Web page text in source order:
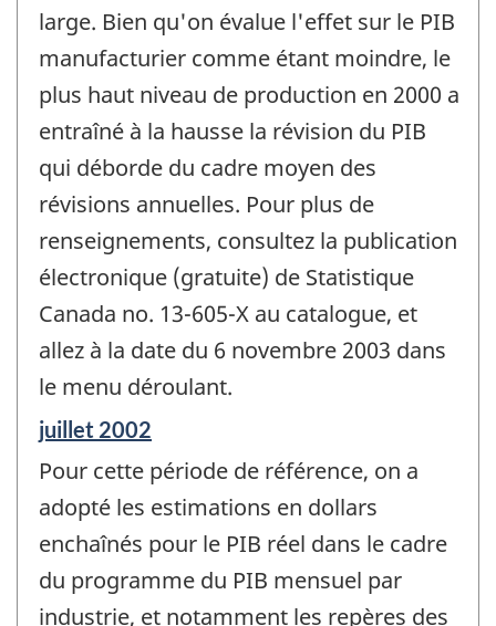
large. Bien qu'on évalue l'effet sur le PIB
manufacturier comme étant moindre, le
plus haut niveau de production en 2000 a
entraîné à la hausse la révision du PIB
qui déborde du cadre moyen des
révisions annuelles. Pour plus de
renseignements, consultez la publication
électronique (gratuite) de Statistique
Canada no. 13-605-X au catalogue, et
allez à la date du 6 novembre 2003 dans
le menu déroulant.
Période
référence
de
changement
-
juillet 2002
Pour cette période de référence, on a
adopté les estimations en dollars
enchaînés pour le PIB réel dans le cadre
du programme du PIB mensuel par
industrie, et notamment les repères des